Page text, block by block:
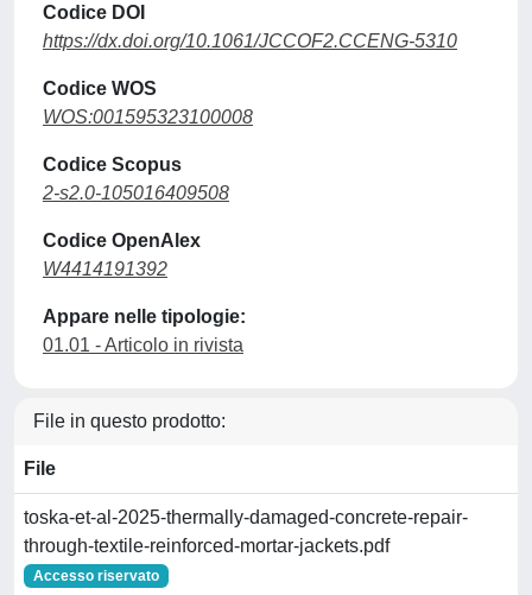
Codice DOI
https://dx.doi.org/10.1061/JCCOF2.CCENG-5310
Codice WOS
WOS:001595323100008
Codice Scopus
2-s2.0-105016409508
Codice OpenAlex
W4414191392
Appare nelle tipologie:
01.01 - Articolo in rivista
File in questo prodotto:
File
toska-et-al-2025-thermally-damaged-concrete-repair-
through-textile-reinforced-mortar-jackets.pdf
Accesso riservato